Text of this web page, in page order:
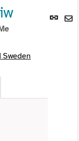
Lien
Sweden